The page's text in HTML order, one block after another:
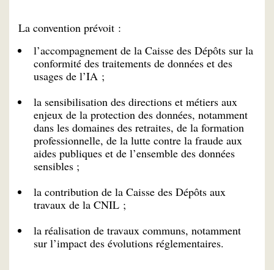
La convention prévoit :
l’accompagnement de la Caisse des Dépôts sur la
conformité des traitements de données et des
usages de l’IA ;
la sensibilisation des directions et métiers aux
enjeux de la protection des données, notamment
dans les domaines des retraites, de la formation
professionnelle, de la lutte contre la fraude aux
aides publiques et de l’ensemble des données
sensibles ;
la contribution de la Caisse des Dépôts aux
travaux de la CNIL ;
la réalisation de travaux communs, notamment
sur l’impact des évolutions réglementaires.